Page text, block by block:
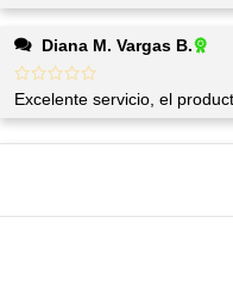
Diana M. Vargas B.
Excelente servicio, el